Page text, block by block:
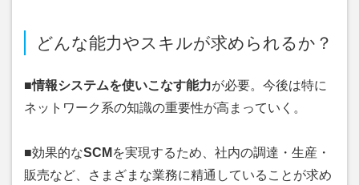
どんな能力やスキルが求められるか？
■情報システムを使いこなす能力が必要。今後は特に
ネットワーク系の知識の重要性が高まっていく。
■効果的なSCM を実現するため、社内の調達・生産・
販売など、さまざまな業務に精通していることが求め